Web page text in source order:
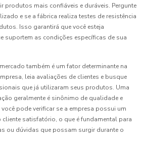
produtos mais confiáveis e duráveis. Pergunte
e se a fábrica realiza testes de resistência
Isso garantirá que você esteja
suportem as condições específicas de sua
também é um fator determinante na
leia avaliações de clientes e busque
que já utilizaram seus produtos. Uma
geralmente é sinônimo de qualidade e
pode verificar se a empresa possui um
satisfatório, o que é fundamental para
ou dúvidas que possam surgir durante o